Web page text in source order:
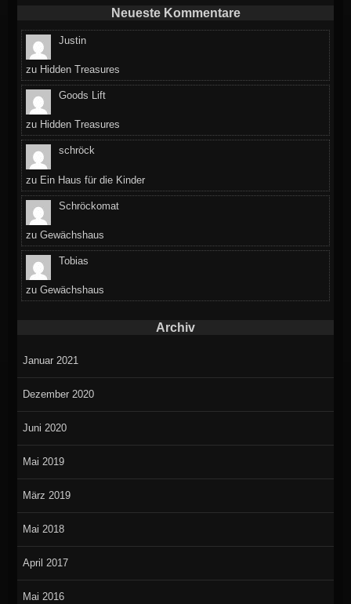
Neueste Kommentare
Justin
zu Hidden Treasures
Goods Lift
zu Hidden Treasures
schröck
zu Ein Haus für die Kinder
Schröckomat
zuGewächshaus
Tobias
zuGewächshaus
Archiv
Januar 2021
Dezember 2020
Juni 2020
Mai 2019
März 2019
Mai 2018
April 2017
Mai 2016